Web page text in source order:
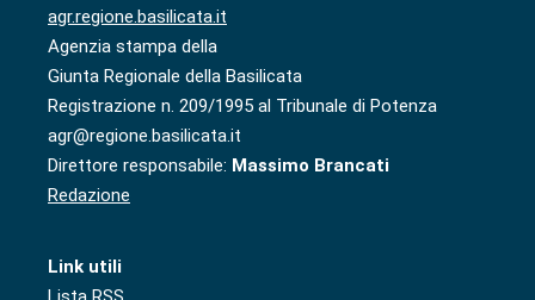
agr.regione.basilicata.it
Agenzia stampa della
Giunta Regionale della Basilicata
Registrazione n. 209/1995 al Tribunale di Potenza
agr@regione.basilicata.it
Direttore responsabile: Massimo Brancati
Redazione
Link utili